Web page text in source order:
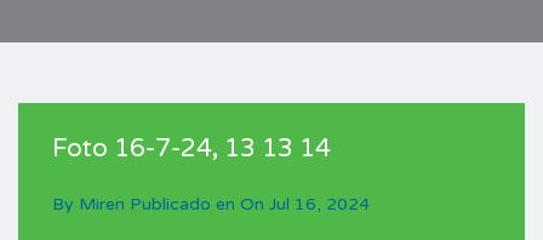
Foto 16-7-24, 13 13 14
By Miren Publicado en On Jul 16, 2024